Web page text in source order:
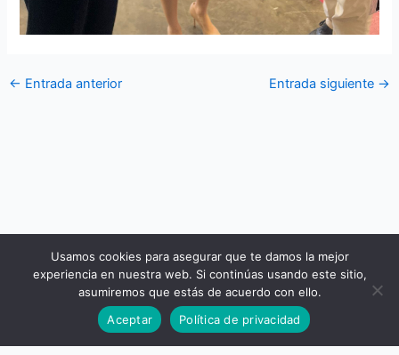
← Entrada anterior Entrada siguiente →
Todos los derechos © 2026 Camera Commercio Italiana per la
Spagna | Funciona gracias aTema Astra para WordPress
Usamos cookies para asegurar que te damos la mejor
experiencia en nuestra web. Si continúas usando este sitio,
asumiremos que estás de acuerdo con ello.
Aceptar
Política de privacidad